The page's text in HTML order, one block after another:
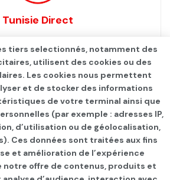
Tunisie Direct
Advertise Contact S’identifier
tiers selectionnés, notamment des
utilisent des cookies ou des
Les cookies nous permettent
et de stocker des informations
de votre terminal ainsi que
(par exemple : adresses IP,
d’utilisation ou de géolocalisation,
Ces données sont traitées aux fins
et amélioration de l’expérience
offre de contenus, produits et